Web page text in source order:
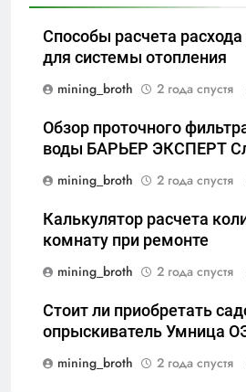
Способы расчета расхода
для системы отопления
mining_broth
2 года спустя
Обзор проточного
воды БАРЬЕР ЭКСПЕРТ
mining_broth
2 года спустя
Калькулятор расчета
комнату при ремонте
mining_broth
2 года спустя
Стоит ли приобретать
опрыскиватель Умница
mining_broth
2 года спустя